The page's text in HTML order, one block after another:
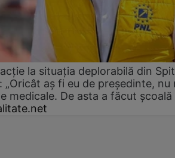
la situația deplorabilă din
„Oricât aș fi eu de președinte, nu
medicale. De asta a făcut școală